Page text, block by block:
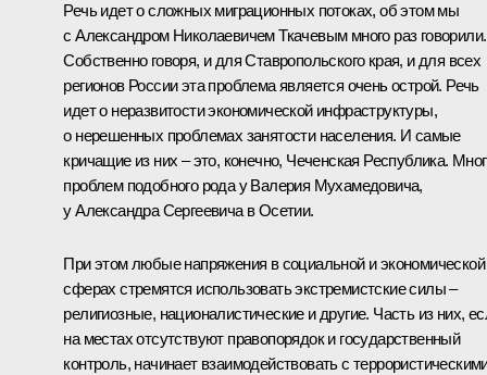
Речь идет о сложных миграционных потоках, об этом мы
с Александром Николаевичем Ткачевым много раз говорили.
Собственно говоря, и для Ставропольского края, и для всех
регионов России эта проблема является очень острой. Речь
идет о неразвитости экономической инфраструктуры,
о нерешенных проблемах занятости населения. И самые
кричащие из них – это, конечно, Чеченская Республика.
проблем подобного рода у Валерия Мухамедовича,
у Александра Сергеевича в Осетии.
При этом любые напряжения в социальной и экономической
сферах стремятся использовать экстремистские силы –
религиозные, националистические и другие. Часть из них,
на местах отсутствуют правопорядок и государственный
контроль, начинает взаимодействовать с